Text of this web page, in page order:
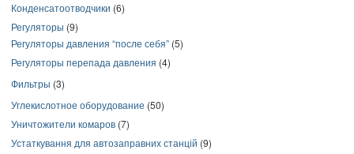
Конденсатоотводчики (6)
Регуляторы (9)
Регуляторы давления “после себя” (5)
Регуляторы перепада давления (4)
Фильтры (3)
Углекислотное оборудование (50)
Уничтожители комаров (7)
Устаткування для автозаправних станцій (9)